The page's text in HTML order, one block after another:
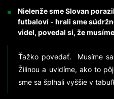
Nielenže sme Slovan
futbaloví - hrali sme
videl, povedal si, že
Ťažko povedať. Musíme
Žilinou a uvidíme, ako to
sme sa šplhali vyššie v